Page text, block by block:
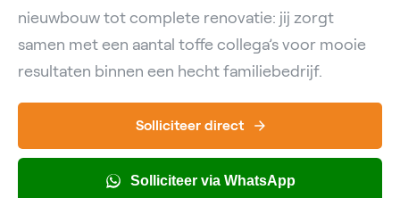
nieuwbouw tot complete renovatie: jij zorgt
samen met een aantal toffe collega’s voor mooie
resultaten binnen een hecht familiebedrijf.
Solliciteer direct
Solliciteer via WhatsApp